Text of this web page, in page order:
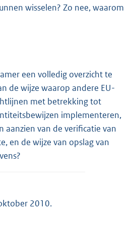
wisselen? Zo nee, waarom
een volledig overzicht te
de wijze waarop andere EU-
met betrekking tot
implementeren,
aanzien van de verificatie van
en de wijze van opslag van
2010.